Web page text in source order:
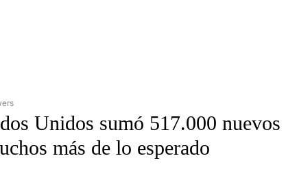
TO RECEIVE NOTIFICATIONS ABOUT NEW PAGES ON "CNN-SPANISH".
Unidos sumó 517.000 nuevos
más de lo esperado